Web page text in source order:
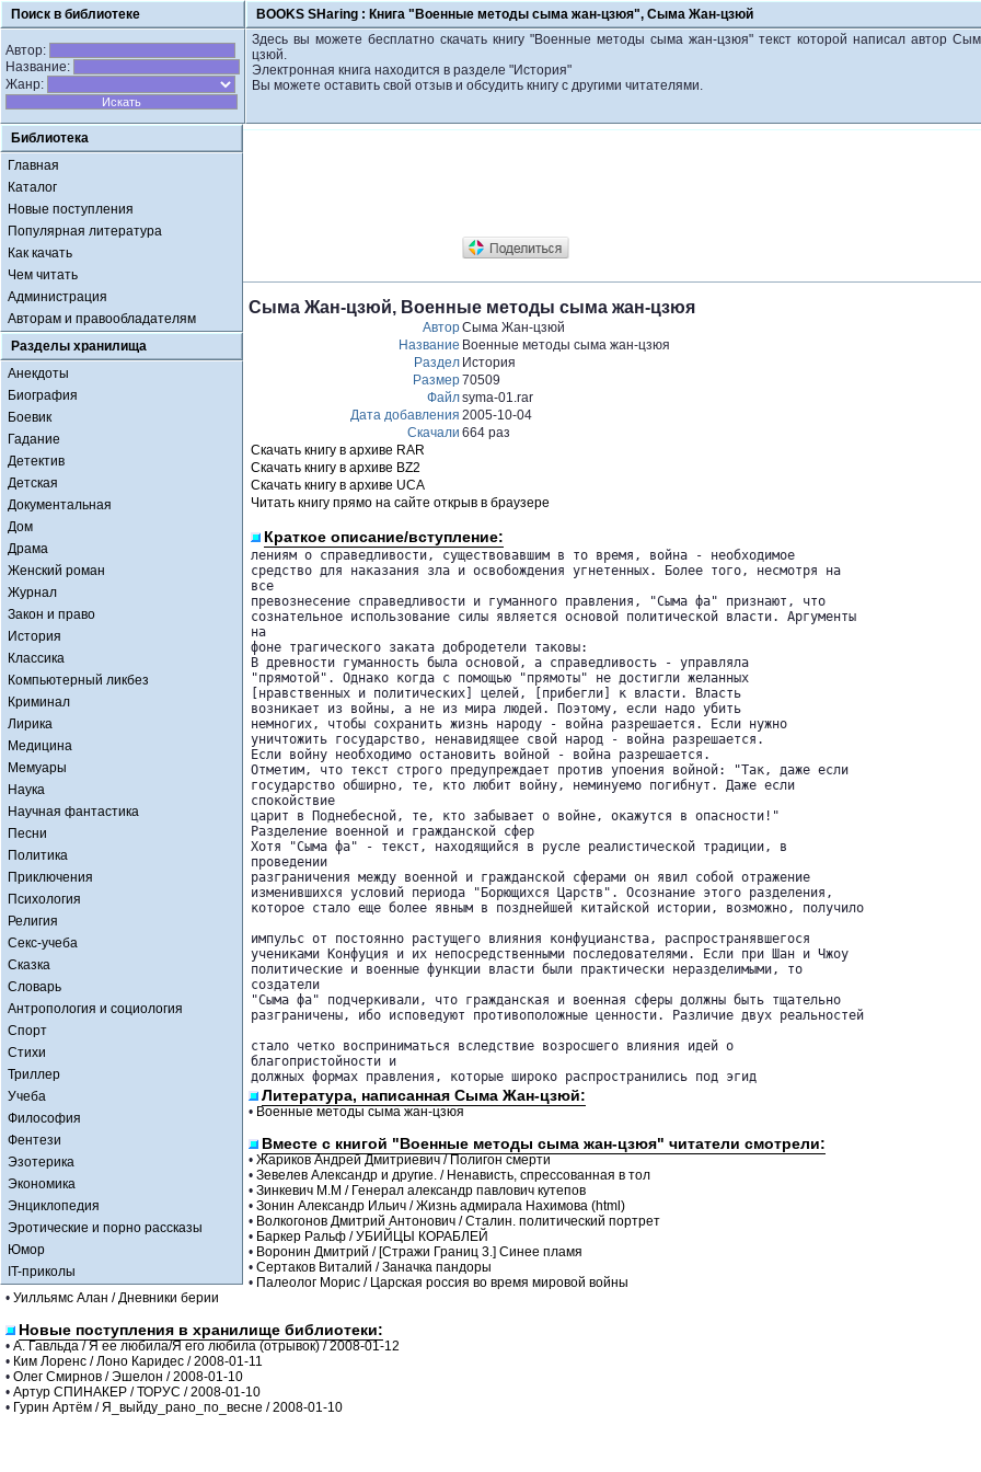
Поиск в библиотеке BOOKS SHaring : Книга "Военные методы сыма жан-цзюя", Сыма Жан-цзюй
Автор:
Название:
Жанр:
Здесь вы можете бесплатно скачать книгу "Военные методы сыма жан-цзюя" текст которой написал автор
цзюй.
Электронная книга находится в разделе "История"
Вы можете оставить свой отзыв и обсудить книгу с другими читателями.
Библиотека
Главная
Каталог
Новые поступления
Популярная литература
Как качать
Чем читать
Администрация
Авторам и правообладателям
Разделы хранилища
Анекдоты
Биография
Боевик
Гадание
Детектив
Детская
Документальная
Дом
Драма
Женский роман
Журнал
Закон и право
История
Классика
Компьютерный ликбез
Криминал
Лирика
Медицина
Мемуары
Наука
Научная фантастика
Песни
Политика
Приключения
Психология
Религия
Секс-учеба
Сказка
Словарь
Антропология и социология
Спорт
Стихи
Триллер
Учеба
Философия
Фентези
Эзотерика
Экономика
Энциклопедия
Эротические и порно рассказы
Юмор
IT-приколы
Сыма Жан-цзюй, Военные методы сыма жан-цзюя
АвторСыма Жан-цзюй
Название Военные методы сыма жан-цзюя
Раздел История
Размер70509
Файлsyma-01.rar
Дата добавления 2005-10-04
Скачали 664 раз
Скачать книгу в архиве RAR
Скачать книгу в архиве BZ2
Скачать книгу в архиве UCA
Читать книгу прямо на сайте открыв в браузере
Краткое описание/вступление:
лениям о справедливости, существовавшим в то время, война - необходимое
средство для наказания зла и освобождения угнетенных. Более того, несмотря на
все
превознесение справедливости и гуманного правления, "Сыма фа" признают, что
сознательное использование силы является основой политической власти. Аргументы
на
фоне трагического заката добродетели таковы:
В древности гуманность была основой, а справедливость - управляла
"прямотой". Однако когда с помощью "прямоты" не достигли желанных
[нравственных и политических] целей, [прибегли] к власти. Власть
возникает из войны, а не из мира людей. Поэтому, если надо убить
немногих, чтобы сохранить жизнь народу - война разрешается. Если нужно
уничтожить государство, ненавидящее свой народ - война разрешается.
Если войну необходимо остановить войной - война разрешается.
Отметим, что текст строго предупреждает против упоения войной: "Так, даже если
государство обширно, те, кто любит войну, неминуемо погибнут. Даже если
спокойствие
царит в Поднебесной, те, кто забывает о войне, окажутся в опасности!"
Разделение военной и гражданской сфер
Хотя "Сыма фа" - текст, находящийся в русле реалистической традиции, в
проведении
разграничения между военной и гражданской сферами он явил собой отражение
изменившихся условий периода "Борющихся Царств". Осознание этого разделения,
которое стало еще более явным в позднейшей китайской истории, возможно, получило
импульс от постоянно растущего влияния конфуцианства, распространявшегося
учениками Конфуция и их непосредственными последователями. Если при Шан и Чжоу
политические и военные функции власти были практически неразделимыми, то
создатели
"Сыма фа" подчеркивали, что гражданская и военная сферы должны быть тщательно
разграничены, ибо исповедуют противоположные ценности. Различие двух реальностей
стало четко восприниматься вследствие возросшего влияния идей о
благопристойности и
должных формах правления, которые широко распространились под эгид
Литература, написанная Сыма Жан-цзюй:
• Военные методы сыма жан-цзюя
Вместе с книгой "Военные методы сыма жан-цзюя" читатели смотрели:
• Жариков Андрей Дмитриевич / Полигон смерти
• Зевелев Александр и другие. / Ненависть, спрессованная в тол
• Зинкевич М.М / Генерал александр павлович кутепов
• Зонин Александр Ильич / Жизнь адмирала Нахимова (html)
• Волкогонов Дмитрий Антонович / Сталин. политический портрет
• Баркер Ральф / УБИЙЦЫ КОРАБЛЕЙ
• Воронин Дмитрий / [Стражи Границ 3.] Синее пламя
• Сертаков Виталий / Заначка пандоры
• Палеолог Морис / Царская россия во время мировой войны
• Уилльямс Алан / Дневники берии
Новые поступления в хранилище библиотеки:
• А. Гавльда / Я ее любила/Я его любила (отрывок) / 2008-01-12
• Ким Лоренс / Лоно Каридес / 2008-01-11
• Олег Смирнов / Эшелон / 2008-01-10
• Артур СПИНАКЕР / ТОРУС / 2008-01-10
• Гурин Артём / Я_выйду_рано_по_весне / 2008-01-10